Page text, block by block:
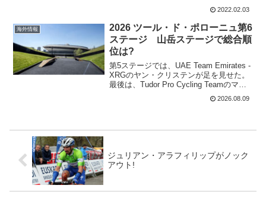
ェレンスが総合優勝した。平坦、丘陵、
山頂フニッシュ、個人TTと、これからの
準備レースとしてはピッタリのステージ
が揃っている。初日...
2022.02.03
海外情報
2026 ツール・ド・ポローニュ第6
ステージ 山岳ステージで総合順
位は?
第5ステージでは、UAE Team Emirates -
XRGのヤン・クリステンが足を見せた。
最後は、Tudor Pro Cycling Teamのマル
コ・ブレンナーを前にだして最後にまく
る頭脳プレー。これでさらに総合勢のタ
2026.08.09
ジュリアン・アラフィリップがノック
アウト!